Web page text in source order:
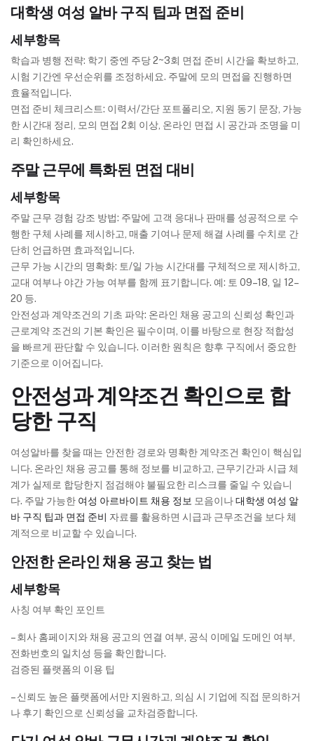
대학생 여성 알바 구직 팁과 면접 준비
세부항목
학습과 병행 전략: 학기 중엔 주당 2~3회 면접 준비 시간을 확보하고,
시험 기간엔 우선순위를 조정하세요. 주말에 모의 면접을 진행하면
효율적입니다.
면접 준비 체크리스트: 이력서/간단 포트폴리오, 지원 동기 문장, 가능
한 시간대 정리, 모의 면접 2회 이상, 온라인 면접 시 공간과 조명을 미
리 확인하세요.
주말 근무에 특화된 면접 대비
세부항목
주말 근무 경험 강조 방법: 주말에 고객 응대나 판매를 성공적으로 수
행한 구체 사례를 제시하고, 매출 기여나 문제 해결 사례를 수치로 간
단히 언급하면 효과적입니다.
근무 가능 시간의 명확화: 토/일 가능 시간대를 구체적으로 제시하고,
교대 여부나 야간 가능 여부를 함께 표기합니다. 예: 토 09–18, 일 12–
20 등.
안전성과 계약조건의 기초 파악: 온라인 채용 공고의 신뢰성 확인과
근로계약 조건의 기본 확인은 필수이며, 이를 바탕으로 현장 적합성
을 빠르게 판단할 수 있습니다. 이러한 원칙은 향후 구직에서 중요한
기준으로 이어집니다.
안전성과 계약조건 확인으로 합
당한 구직
여성알바를 찾을 때는 안전한 경로와 명확한 계약조건 확인이 핵심입
니다. 온라인 채용 공고를 통해 정보를 비교하고, 근무기간과 시급 체
계가 실제로 합당한지 점검해야 불필요한 리스크를 줄일 수 있습니
다. 주말 가능한 여성 아르바이트 채용 정보 모음이나대학생 여성 알
바 구직 팁과 면접 준비 자료를 활용하면 시급과 근무조건을 보다 체
계적으로 비교할 수 있습니다.
안전한 온라인 채용 공고 찾는 법
세부항목
사칭 여부 확인 포인트
– 회사 홈페이지와 채용 공고의 연결 여부, 공식 이메일 도메인 여부,
전화번호의 일치성 등을 확인합니다.
검증된 플랫폼의 이용 팁
– 신뢰도 높은 플랫폼에서만 지원하고, 의심 시 기업에 직접 문의하거
나 후기 확인으로 신뢰성을 교차검증합니다.